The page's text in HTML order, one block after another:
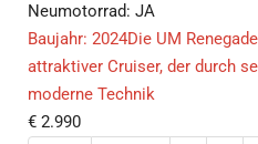
Neumotorrad: JA
Baujahr: 2024Die UM
attraktiver Cruiser, der durch
moderne Technik
€ 2.990